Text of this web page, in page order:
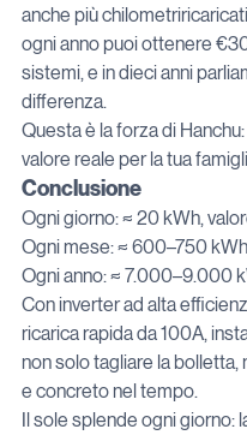
anche più
ogni anno puoi ottenere
sistemi, e in dieci anni
differenza.
Questa è la forza di
valore reale per la tua
Conclusione
Ogni giorno: ≈ 20 kWh,
Ogni mese: ≈ 600–750
Ogni anno: ≈ 7.000–9.000
Con inverter ad alta
ricarica rapida da 100A,
non solo tagliare la
e concreto nel tempo.
Il sole splende ogni giorno: